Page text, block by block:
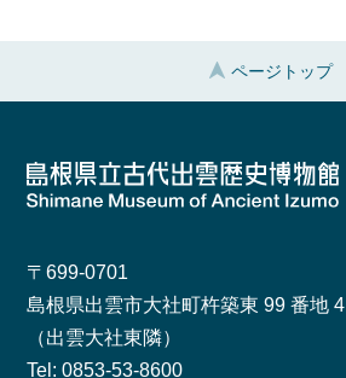
ページトップ
〒699-0701
島根県出雲市大社町杵築東 99 番地 4
（出雲大社東隣）
Tel: 0853-53-8600